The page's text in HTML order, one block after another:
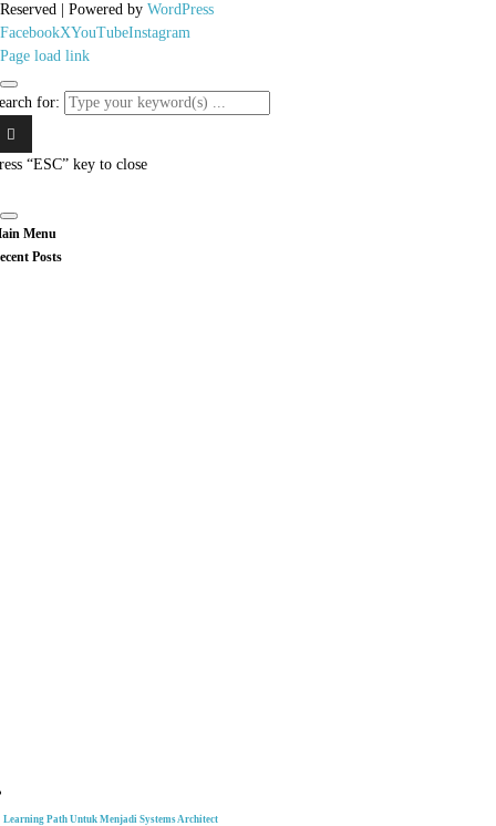
Reserved | Powered by WordPress
FacebookXYouTubeInstagram
Page load link
for:
“ESC” key to close
Menu
Posts
Learning Path Untuk Menjadi Systems Architect